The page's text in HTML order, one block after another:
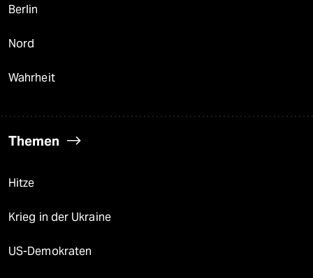
Berlin
Nord
Wahrheit
Themen
Hitze
Krieg in der Ukraine
US-Demokraten